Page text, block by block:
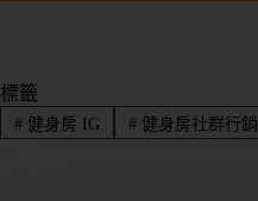
標籤
#健身房 IG #健身房社群行